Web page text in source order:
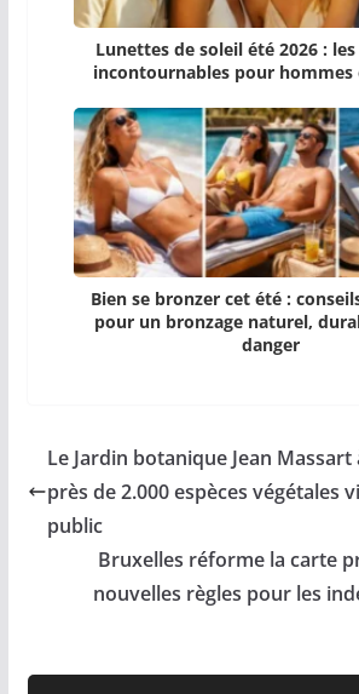
Lunettes de soleil été 2026 :
incontournables pour hommes
Bien se bronzer cet été :
pour un bronzage naturel,
danger
Le Jardin botanique Jean
près de 2.000 espèces végétales
public
Bruxelles réforme la carte
nouvelles règles pour les